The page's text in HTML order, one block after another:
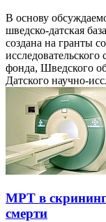
В основу
шведско-датская
создана на гранты
фонда, Шведского
Датского научно-
МРТ в
смерти